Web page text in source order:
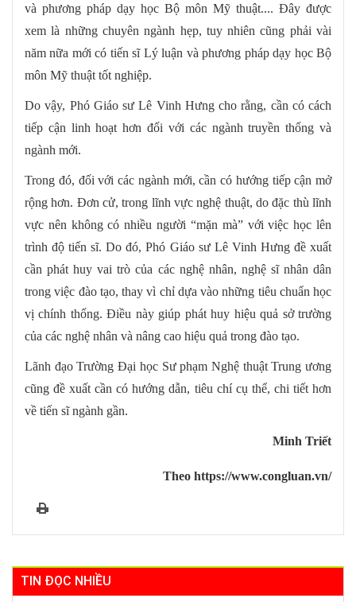
và phương pháp dạy học Bộ môn Mỹ thuật.... Đây được
xem là những chuyên ngành hẹp, tuy nhiên cũng phải vài
năm nữa mới có tiến sĩ Lý luận và phương pháp dạy học Bộ
môn Mỹ thuật tốt nghiệp.
Do vậy, Phó Giáo sư Lê Vinh Hưng cho rằng, cần có cách
tiếp cận linh hoạt hơn đối với các ngành truyền thống và
ngành mới.
Trong đó, đối với các ngành mới, cần có hướng tiếp cận mở
rộng hơn. Đơn cử, trong lĩnh vực nghệ thuật, do đặc thù lĩnh
vực nên không có nhiều người “mặn mà” với việc học lên
trình độ tiến sĩ. Do đó, Phó Giáo sư Lê Vinh Hưng đề xuất
cần phát huy vai trò của các nghệ nhân, nghệ sĩ nhân dân
trong việc đào tạo, thay vì chỉ dựa vào những tiêu chuẩn học
vị chính thống. Điều này giúp phát huy hiệu quả sở trường
của các nghệ nhân và nâng cao hiệu quả trong đào tạo.
Lãnh đạo Trường Đại học Sư phạm Nghệ thuật Trung ương
cũng đề xuất cần có hướng dẫn, tiêu chí cụ thể, chi tiết hơn
về tiến sĩ ngành gần.
Minh Triết
Theo https://www.congluan.vn/
TIN ĐỌC NHIỀU